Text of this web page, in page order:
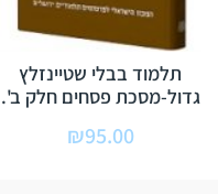
תלמוד בבלי שטיינזלץ
גדול-מסכת פסחים חלק ב'.
₪95.00